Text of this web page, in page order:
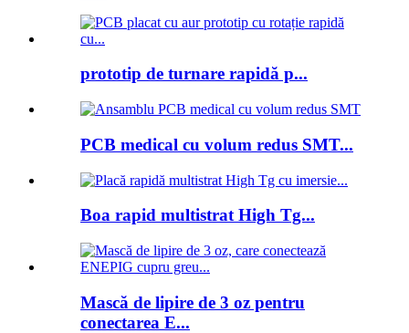
prototip de turnare rapidă p...
PCB medical cu volum redus SMT...
Boa rapid multistrat High Tg...
Mască de lipire de 3 oz pentru
conectarea E...